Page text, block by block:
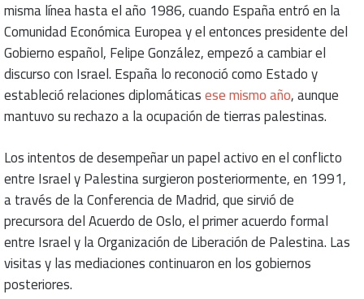
misma línea hasta el año 1986, cuando España entró en la
Comunidad Económica Europea y el entonces presidente del
Gobierno español, Felipe González, empezó a cambiar el
discurso con Israel. España lo reconoció como Estado y
estableció relaciones diplomáticasese mismo año, aunque
mantuvo su rechazo a la ocupación de tierras palestinas.
Los intentos de desempeñar un papel activo en el conflicto
entre Israel y Palestina surgieron posteriormente, en 1991,
a través de la Conferencia de Madrid, que sirvió de
precursora del Acuerdo de Oslo, el primer acuerdo formal
entre Israel y la Organización de Liberación de Palestina. Las
visitas y las mediaciones continuaron en los gobiernos
posteriores.